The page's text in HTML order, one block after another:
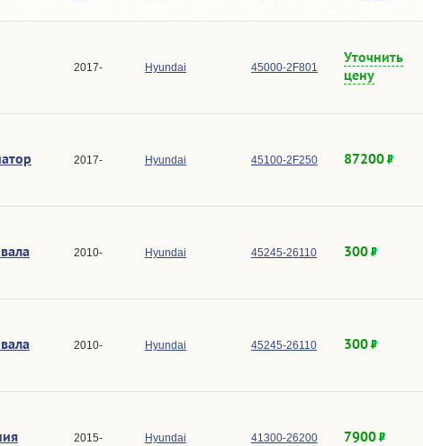
2017- Hyundai 45000-2F801
Уточнить
цену
2017- Hyundai 45100-2F250 87200
2010- Hyundai 45245-26110 300
2010- Hyundai 45245-26110 300
2015- Hyundai 41300-26200 7900